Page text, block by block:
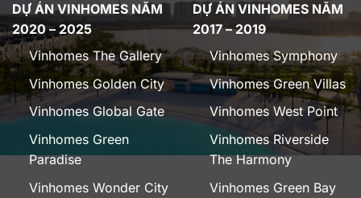
DỰ ÁN VINHOMES NĂM
2020 – 2025
Vinhomes The Gallery
Vinhomes Golden City
Vinhomes Global Gate
Vinhomes Green
Paradise
Vinhomes Wonder City
DỰ ÁN VINHOMES NĂM
2017 – 2019
Vinhomes Symphony
Vinhomes Green Villas
Vinhomes West Point
Vinhomes Riverside
The Harmony
Vinhomes Green Bay